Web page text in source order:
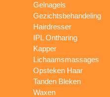
Gelnagels
Gezichtsbehandeling
Hairdresser
IPL Ontharing
Kapper
Lichaamsmassages
Opsteken Haar
Tanden Bleken
Waxen